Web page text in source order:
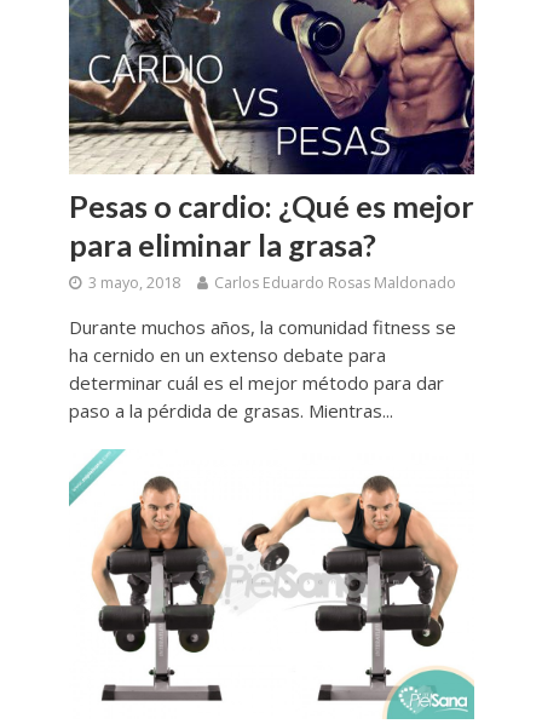
Pesas o cardio: ¿Qué es mejor
para eliminar la grasa?
3 mayo, 2018 Carlos Eduardo Rosas Maldonado
Durante muchos años, la comunidad fitness se
ha cernido en un extenso debate para
determinar cuál es el mejor método para dar
paso a la pérdida de grasas. Mientras...